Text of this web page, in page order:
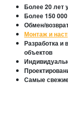
Более 20 лет
Более 150
Обмен/
Монтаж и
Разработка и
объектов
Самые